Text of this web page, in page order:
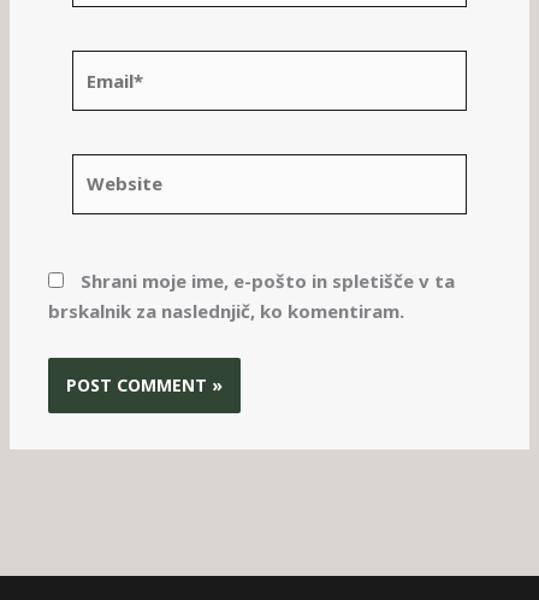
Shrani moje ime, e-pošto in spletišče v ta
brskalnik za naslednjič, ko komentiram.